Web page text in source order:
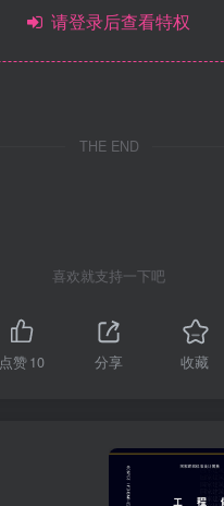
请登录后查看特权
THE END
喜欢就支持一下吧
点赞10 分享 收藏